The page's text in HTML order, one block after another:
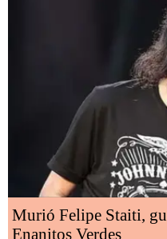
Murió Felipe Staiti,
Enanitos Verdes